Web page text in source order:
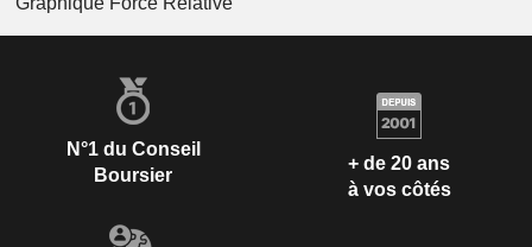
N°1 du Conseil
Boursier
+ de 20 ans
à vos côtés